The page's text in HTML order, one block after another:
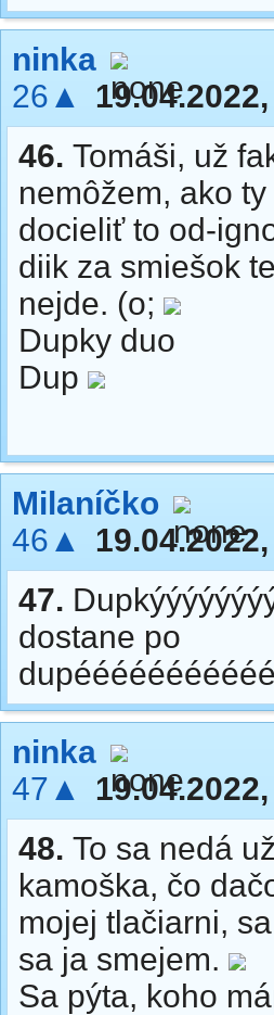
ninka
26▲
46. Tomáši, už
nemôžem, ako
docieliť to od-
diik za smiešok
nejde. (o;
Dupky duo
Dup
Milaníčko
46▲
47.
dostane po
ninka
47▲
48. To sa nedá
kamoška, čo
mojej tlačiarni,
sa ja smejem.
Sa pýta, koho